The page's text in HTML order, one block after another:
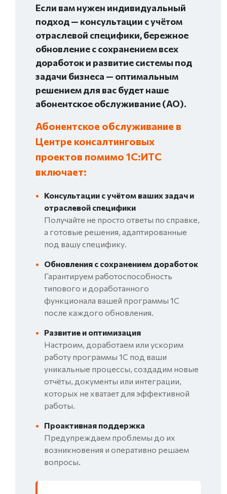
Если вам нужен индивидуальный
подход — консультации с учётом
отраслевой специфики, бережное
обновление с сохранением всех
доработок и развитие системы под
задачи бизнеса — оптимальным
решением для вас будет наше
абонентское обслуживание (АО).
Абонентское обслуживание в
Центре консалтинговых
проектов помимо 1С:ИТС
включает:
•
Консультации с учётом ваших задач и
отраслевой специфики
Получайте не просто ответы по справке,
а готовые решения, адаптированные
под вашу специфику.
•
Обновления с сохранением доработок
Гарантируем работоспособность
типового и доработанного
функционала вашей программы 1С
после каждого обновления.
•
Развитие и оптимизация
Настроим, доработаем или ускорим
работу программы 1С под ваши
уникальные процессы, создадим новые
отчёты, документы или интеграции,
которых не хватает для эффективной
работы.
•
Проактивная поддержка
Предупреждаем проблемы до их
возникновения и оперативно решаем
вопросы.